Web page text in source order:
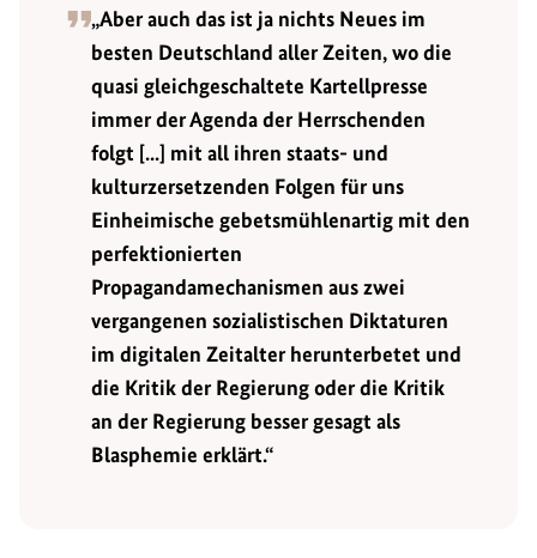
„Aber auch das ist ja nichts Neues im
besten Deutschland aller Zeiten, wo die
quasi gleichgeschaltete Kartellpresse
immer der Agenda der Herrschenden
folgt [...] mit all ihren staats- und
kulturzersetzenden Folgen für uns
Einheimische gebetsmühlenartig mit den
perfektionierten
Propagandamechanismen aus zwei
vergangenen sozialistischen Diktaturen
im digitalen Zeitalter herunterbetet und
die Kritik der Regierung oder die Kritik
an der Regierung besser gesagt als
Blasphemie erklärt.“